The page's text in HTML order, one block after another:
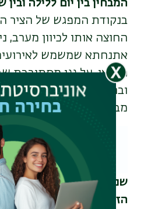
המבחין בין יום ללילה ובין
בנקודת המפגש של הציר
החוצה אותו לכיוון מערב,
אתנחתא שמשמש
הפנאי. על גגו מסתובבת
ובראשה תרנגול המסמל
מברכת השחר. ברכת
שני צירי הקמפוס – "שביל
הזורם